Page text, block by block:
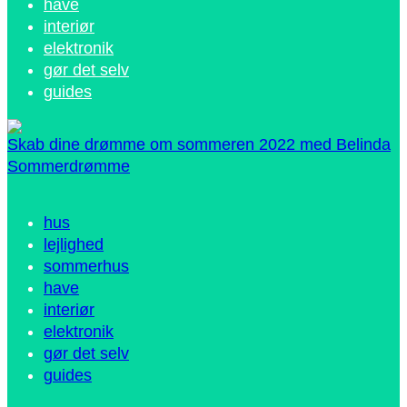
have
interiør
elektronik
gør det selv
guides
Skab dine drømme om sommeren 2022 med Belinda
Sommerdrømme
hus
lejlighed
sommerhus
have
interiør
elektronik
gør det selv
guides